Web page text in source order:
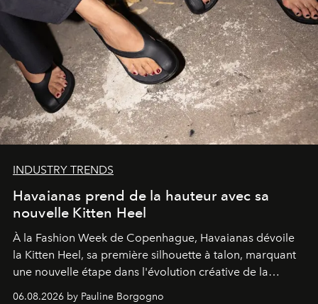
INDUSTRY TRENDS
Havaianas prend de la hauteur avec sa
nouvelle Kitten Heel
À la Fashion Week de Copenhague, Havaianas dévoile
la Kitten Heel, sa première silhouette à talon, marquant
une nouvelle étape dans l'évolution créative de la
06.08.2026 by Pauline Borgogno